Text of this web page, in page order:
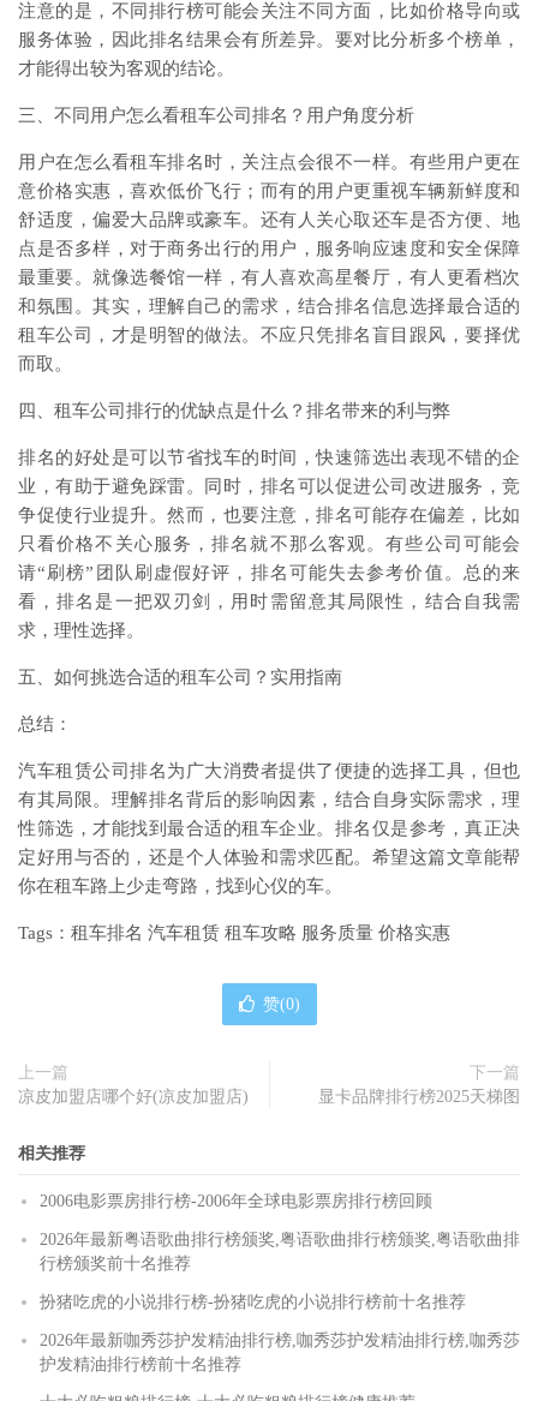
注意的是，不同排行榜可能会关注不同方面，比如价格导向或
服务体验，因此排名结果会有所差异。要对比分析多个榜单，
才能得出较为客观的结论。
三、不同用户怎么看租车公司排名？用户角度分析
用户在怎么看租车排名时，关注点会很不一样。有些用户更在
意价格实惠，喜欢低价飞行；而有的用户更重视车辆新鲜度和
舒适度，偏爱大品牌或豪车。还有人关心取还车是否方便、地
点是否多样，对于商务出行的用户，服务响应速度和安全保障
最重要。就像选餐馆一样，有人喜欢高星餐厅，有人更看档次
和氛围。其实，理解自己的需求，结合排名信息选择最合适的
租车公司，才是明智的做法。不应只凭排名盲目跟风，要择优
而取。
四、租车公司排行的优缺点是什么？排名带来的利与弊
排名的好处是可以节省找车的时间，快速筛选出表现不错的企
业，有助于避免踩雷。同时，排名可以促进公司改进服务，竞
争促使行业提升。然而，也要注意，排名可能存在偏差，比如
只看价格不关心服务，排名就不那么客观。有些公司可能会
请“刷榜”团队刷虚假好评，排名可能失去参考价值。总的来
看，排名是一把双刃剑，用时需留意其局限性，结合自我需
求，理性选择。
五、如何挑选合适的租车公司？实用指南
总结：
汽车租赁公司排名为广大消费者提供了便捷的选择工具，但也
有其局限。理解排名背后的影响因素，结合自身实际需求，理
性筛选，才能找到最合适的租车企业。排名仅是参考，真正决
定好用与否的，还是个人体验和需求匹配。希望这篇文章能帮
你在租车路上少走弯路，找到心仪的车。
Tags：租车排名 汽车租赁 租车攻略 服务质量 价格实惠
赞(0)
上一篇
凉皮加盟店哪个好(凉皮加盟店)
下一篇
显卡品牌排行榜2025天梯图
相关推荐
2006电影票房排行榜-2006年全球电影票房排行榜回顾
2026年最新粤语歌曲排行榜颁奖,粤语歌曲排行榜颁奖,粤语歌曲排
行榜颁奖前十名推荐
扮猪吃虎的小说排行榜-扮猪吃虎的小说排行榜前十名推荐
2026年最新咖秀莎护发精油排行榜,咖秀莎护发精油排行榜,咖秀莎
护发精油排行榜前十名推荐